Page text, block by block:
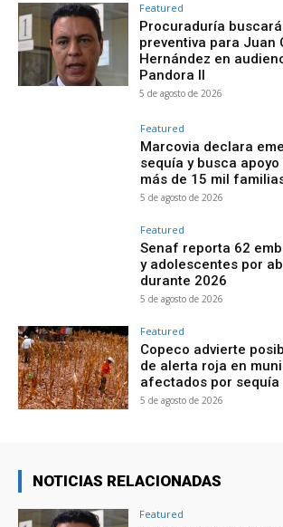
Featured
Procuraduría
preventiva para Juan
Hernández en
Pandora II
5 de agosto de 2026
Featured
Marcovia declara
sequía y busca
más de 15 mil
5 de agosto de 2026
Featured
Senaf reporta 62
y adolescentes por
durante 2026
5 de agosto de 2026
Featured
Copeco advierte
de alerta roja en
afectados por sequía
5 de agosto de 2026
NOTICIAS RELACIONADAS
Featured